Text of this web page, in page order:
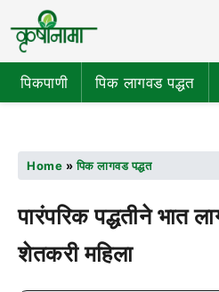
पिकपाणी पिक लागवड पद्धत
Home »पिक लागवड पद्धत
पारंपरिक पद्धतीने भात
शेतकरी महिला